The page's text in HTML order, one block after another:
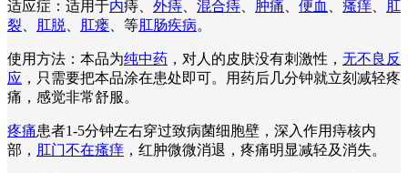
适应症：适用于内痔、 外痔 混合痔 肿痛 便血 瘙痒
肛
裂
肛脱 肛瘘 、等肛肠疾病。
使用方法：本品为纯中药 ，对人的皮肤没有刺激性， 无不良反
应 ，只需要把本品涂在患处即可。用药后几分钟就立刻减轻疼
痛，感觉非常舒服。
疼痛患者1-5分钟左右穿过致病菌细胞壁，深入作用痔核内
部， 肛门不在瘙痒 ，红肿微微消退，疼痛明显减轻及消失。